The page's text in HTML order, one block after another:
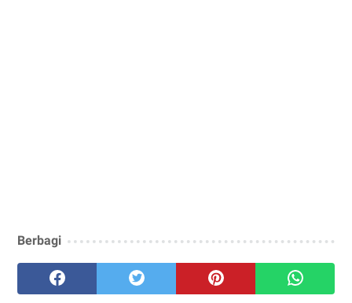
Berbagi